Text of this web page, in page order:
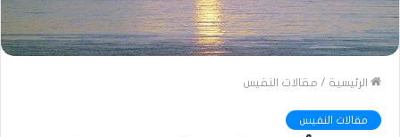
الرئيسية / مقالات النفيس
مقالات النفيس